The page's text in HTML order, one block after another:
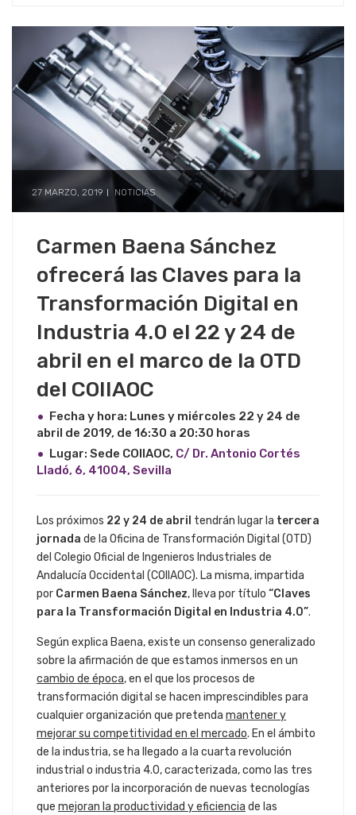
27 MARZO, 2019 NOTICIAS
Carmen Baena Sánchez
ofrecerá las Claves para la
Transformación Digital en
Industria 4.0 el 22 y 24 de
abril en el marco de la OTD
del COIIAOC
Fecha y hora: Lunes y miércoles 22 y 24 de
abril de 2019, de 16:30 a 20:30 horas
Lugar: Sede COIIAOC, C/ Dr. Antonio Cortés
Lladó, 6, 41004, Sevilla
Los próximos 22 y 24 de abril tendrán lugar la tercera
jornada de la Oficina de Transformación Digital (OTD)
del Colegio Oficial de Ingenieros Industriales de
Andalucía Occidental (COIIAOC). La misma, impartida
por Carmen Baena Sánchez, lleva por título “Claves
para la Transformación Digital en Industria 4.0”.
Según explica Baena, existe un consenso generalizado
sobre la afirmación de que estamos inmersos en un
cambio de época, en el que los procesos de
transformación digital se hacen imprescindibles para
cualquier organización que pretenda mantener y
mejorar su competitividad en el mercado. En el ámbito
de la industria, se ha llegado a la cuarta revolución
industrial o industria 4.0, caracterizada, como las tres
anteriores por la incorporación de nuevas tecnologías
que mejoran la productividad y eficiencia de las